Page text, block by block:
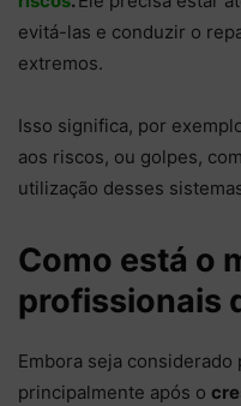
evitá-las e conduzir o
extremos.
Isso significa, por
aos riscos, ou golpes,
utilização desses
Como está o
profissionais
Embora seja considerado
principalmente após o